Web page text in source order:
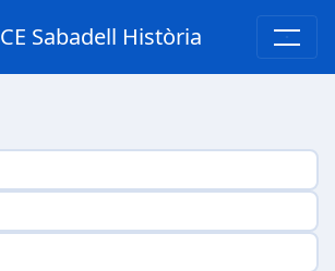
CE Sabadell Història